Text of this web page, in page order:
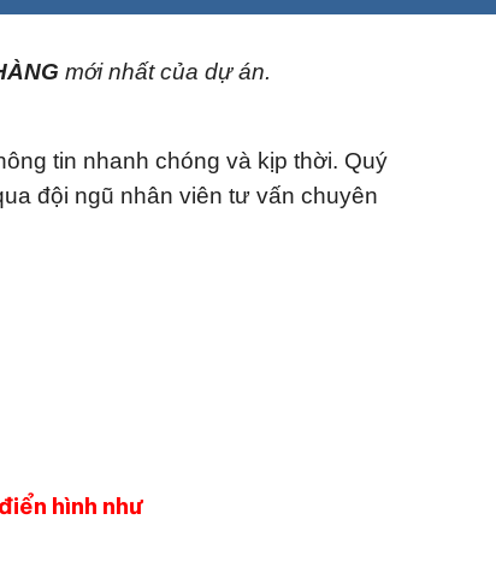
mới nhất của dự án.
tin nhanh chóng và kịp thời. Quý
đội ngũ nhân viên tư vấn chuyên
hình như